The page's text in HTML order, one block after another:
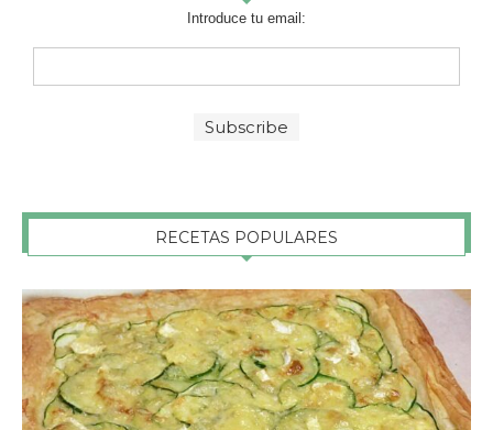
Introduce tu email:
RECETAS POPULARES